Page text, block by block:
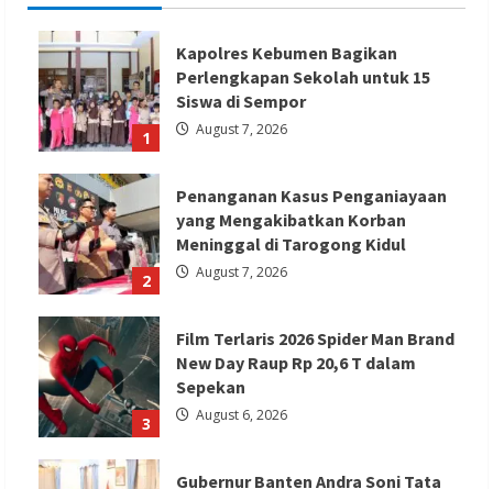
1
Kapolres Kebumen Bagikan
Perlengkapan Sekolah untuk 15
Siswa di Sempor
August 7, 2026
2
Penanganan Kasus Penganiayaan
yang Mengakibatkan Korban
Meninggal di Tarogong Kidul
August 7, 2026
3
Film Terlaris 2026 Spider Man Brand
New Day Raup Rp 20,6 T dalam
Sepekan
August 6, 2026
Gubernur Banten Andra Soni Tata